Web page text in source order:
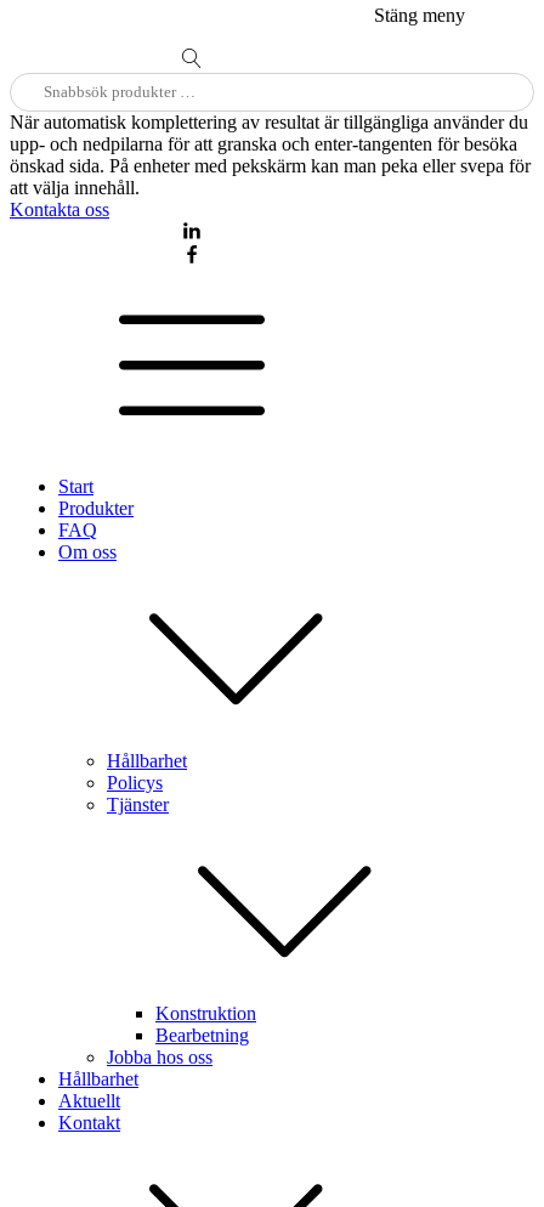
Stäng meny
Sök
efter:
När automatisk komplettering av resultat är tillgängliga använder du
upp- och nedpilarna för att granska och enter-tangenten för besöka
önskad sida. På enheter med pekskärm kan man peka eller svepa för
att välja innehåll.
Kontakta oss
Start
Produkter
FAQ
Om oss
Hållbarhet
Policys
Tjänster
Konstruktion
Bearbetning
Jobba hos oss
Hållbarhet
Aktuellt
Kontakt